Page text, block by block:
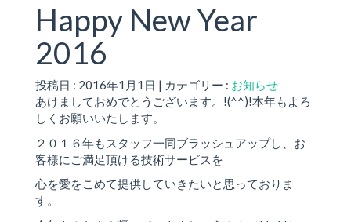
Happy New Year
2016
投稿日 : 2016年1月1日 | カテゴリー : お知らせ
あけましておめでとうございます。!(^^)!本年もよろ
しくお願いいたします。
２０１６年もスタッフ一同ブラッシュアップし、お
客様にご満足頂ける技術サービスを
心を愛をこめて提供していきたいと思っておりま
す。